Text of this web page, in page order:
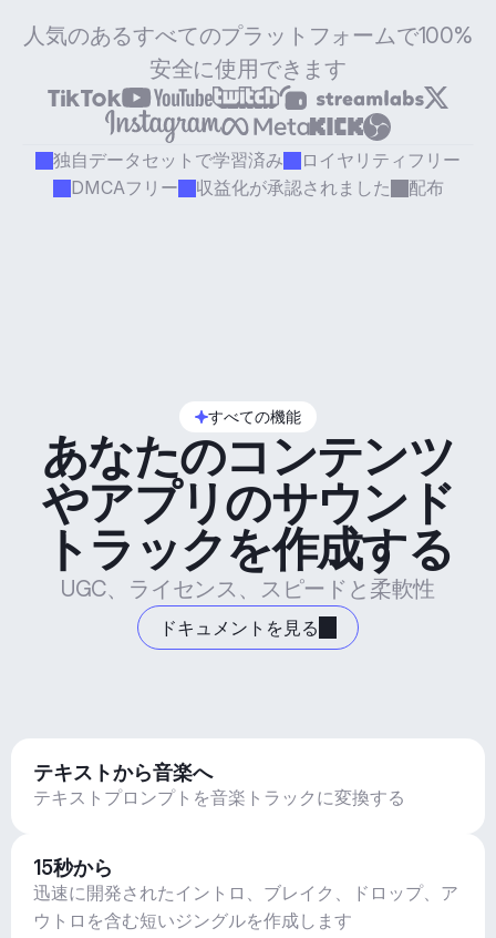
人気のあるすべてのプラットフォームで100%
安全に使用できます
独自データセットで学習済み
ロイヤリティフリー
DMCAフリー
収益化が承認されました 配布
すべての機能
あなたのコンテンツ
やアプリのサウンド
トラックを作成する
UGC、ライセンス、スピードと柔軟性
ドキュメントを見る
テキストから音楽へ
テキストプロンプトを音楽トラックに変換する
15秒から
迅速に開発されたイントロ、ブレイク、ドロップ、ア
ウトロを含む短いジングルを作成します